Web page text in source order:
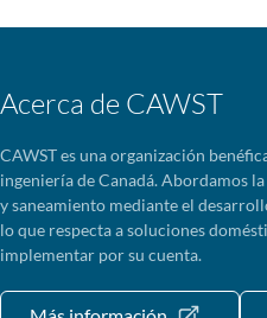
Acerca de CAWST
CAWST es una organización
ingeniería de Canadá. Abordamos
y saneamiento mediante el
lo que respecta a soluciones
implementar por su cuenta.